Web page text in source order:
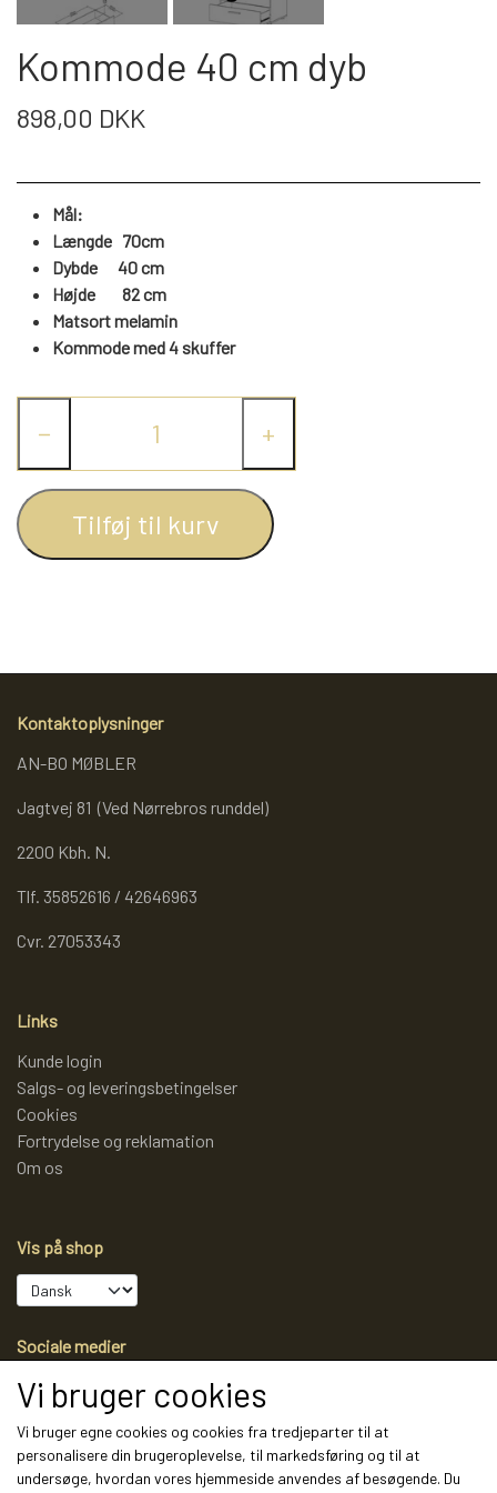
DAYBED/CHAISELONG
ENTRE
REOL MISTRAL
REOL SIGN
REOL BASIC
VÆGPANELER
SPEJLE
BELYSNING
SPEJLE
SPEJLE
VÆGPANELER
SPEJLE
PARKERING
MONTERING & LEVERING
Kommode 40 cm dyb
898,00 DKK
Mål:
Længde 70cm
Dybde 40 cm
Højde
82cm
Matsort melamin
Kommode med 4 skuffer
− +
Tilføj til kurv
Kontaktoplysninger
AN-BO MØBLER
Jagtvej 81 (Ved Nørrebros runddel)
2200 Kbh. N.
Tlf. 35852616 / 42646963
Cvr. 27053343
Links
Kunde login
Salgs- og leveringsbetingelser
Cookies
Fortrydelse og reklamation
Om os
Vis på shop
Sociale medier
Modtag vores nyhedsbrev via e-mail
Vi bruger cookies
Vi bruger egne cookies og cookies fra tredjeparter til at
personalisere din brugeroplevelse, til markedsføring og til at
undersøge, hvordan vores hjemmeside anvendes af besøgende. Du